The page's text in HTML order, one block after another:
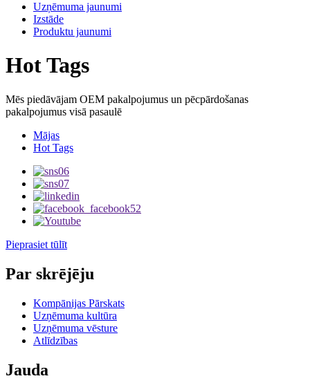
Uzņēmuma jaunumi
Izstāde
Produktu jaunumi
Hot Tags
Mēs piedāvājam OEM pakalpojumus un pēcpārdošanas
pakalpojumus visā pasaulē
Mājas
Hot Tags
Pieprasiet tūlīt
Par skrējēju
Kompānijas Pārskats
Uzņēmuma kultūra
Uzņēmuma vēsture
Atlīdzības
Jauda